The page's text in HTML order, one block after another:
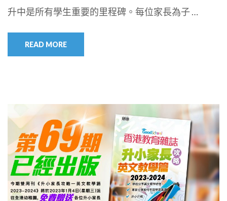
升中是所有學生重要的里程碑。每位家長為子 …
READ MORE